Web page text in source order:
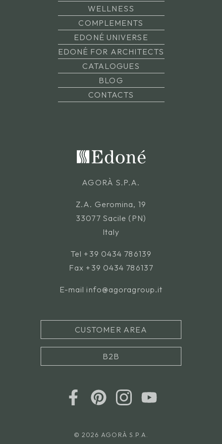
WELLNESS
COMPLEMENTS
EDONÉ UNIVERSE
EDONÉ FOR ARCHITECTS
CATALOGUES
BLOG
CONTACTS
AGORÀ S.P.A.
Z.A. Geromina, 19
33077 Sacile (PN)
Italy
Tel +39 0434 786139
Fax +39 0434 786137
E-mail info@agoragroup.it
CUSTOMER AREA
B2B
© 2026 AGORÀ S.P.A.